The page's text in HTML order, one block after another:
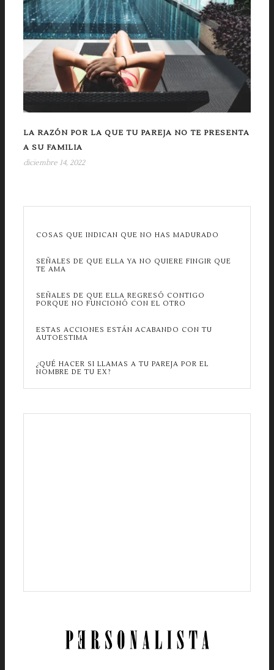
LA RAZÓN POR LA QUE TU PAREJA NO TE PRESENTA
A SU FAMILIA
diciembre 14, 2022
COSAS QUE INDICAN QUE NO HAS MADURADO
SEÑALES DE QUE ELLA YA NO QUIERE FINGIR QUE
TE AMA
SEÑALES DE QUE ELLA REGRESÓ CONTIGO
PORQUE NO FUNCIONÓ CON EL OTRO
ESTAS ACCIONES ESTÁN ACABANDO CON TU
AUTOESTIMA
¿QUÉ HACER SI LLAMAS A TU PAREJA POR EL
NOMBRE DE TU EX?